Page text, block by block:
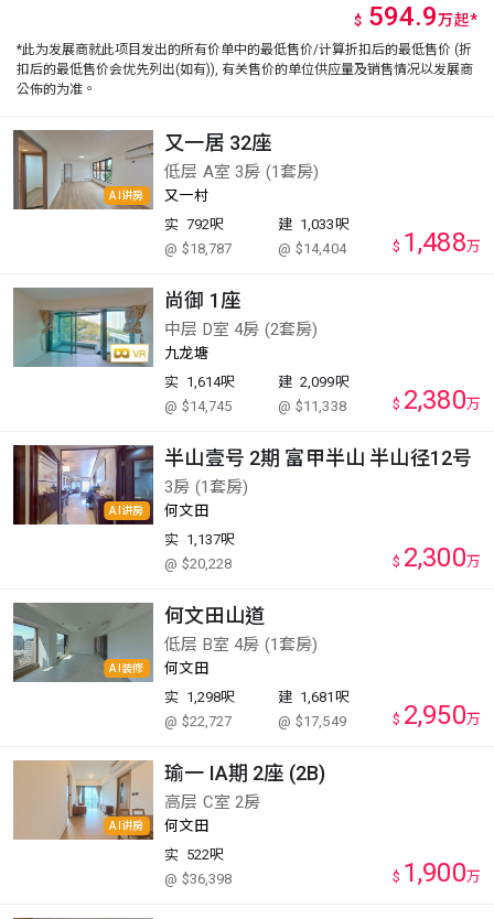
$ 594.9万起*
*此为发展商就此项目发出的所有价单中的最低售价/计算折扣后的最低售价 (折
扣后的最低售价会优先列出(如有)), 有关售价的单位供应量及销售情况以发展商
公佈的为准。
AI讲房
又一居 32座
低层 A室 3房 (1套房)
又一村
实 792呎
@ $18,787
建 1,033呎
@ $14,404
$ 1,488万
尚御 1座
中层 D室 4房 (2套房)
九龙塘
实 1,614呎
@ $14,745
建 2,099呎
@ $11,338
$ 2,380万
AI讲房
半山壹号 2期 富甲半山 半山径12号
3房 (1套房)
何文田
实 1,137呎
@ $20,228
$ 2,300万
AI装修
何文田山道
低层 B室 4房 (1套房)
何文田
实 1,298呎
@ $22,727
建 1,681呎
@ $17,549
$ 2,950万
AI讲房
瑜一 IA期 2座 (2B)
高层 C室 2房
何文田
实 522呎
@ $36,398
$ 1,900万